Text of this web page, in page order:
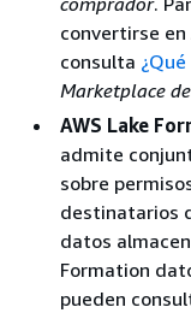
convertirse en
consulta
Marketplace
AWS Lake
admite
sobre
destinatarios
datos
Formation
pueden